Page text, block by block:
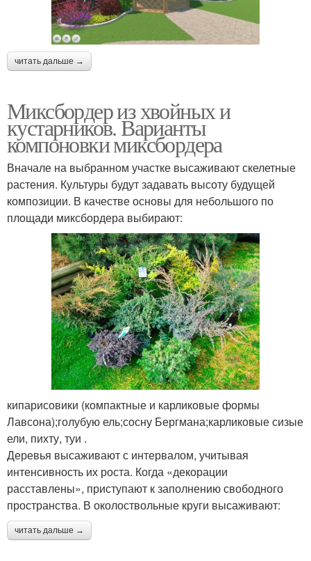
читать дальше →
Миксбордер из хвойных и
кустарников. Варианты
компоновки миксбордера
Вначале на выбранном участке высаживают скелетные
растения. Культуры будут задавать высоту будущей
композиции. В качестве основы для небольшого по
площади миксбордера выбирают:
кипарисовики (компактные и карликовые формы
Лавсона);голубую ель;сосну Бергмана;карликовые сизые
ели, пихту, туи .
Деревья высаживают с интервалом, учитывая
интенсивность их роста. Когда «декорации
расставлены», приступают к заполнению свободного
пространства. В околоствольные круги высаживают:
читать дальше →